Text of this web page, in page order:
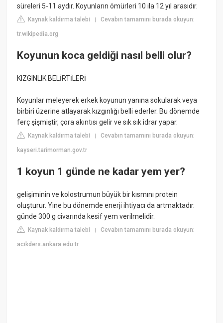
süreleri 5-11 aydır. Koyunların ömürleri 10 ila 12 yıl arasıdır.
Kaynak kaldırma talebi |Cevabın tamamını burada okuyun:
tr.wikipedia.org
Koyunun koca geldiği nasıl belli olur?
KIZGINLIK BELİRTİLERİ
Koyunlar meleyerek erkek koyunun yanına sokularak veya
birbiri üzerine atlayarak kızgınlığı belli ederler. Bu dönemde
ferç şişmiştir, çora akıntısı gelir ve sık sık idrar yapar.
Kaynak kaldırma talebi |Cevabın tamamını burada okuyun:
kayseri.tarimorman.gov.tr
1 koyun 1 günde ne kadar yem yer?
gelişiminin ve kolostrumun büyük bir kısmını protein
oluşturur. Yine bu dönemde enerji ihtiyacı da artmaktadır.
günde 300 g civarında kesif yem verilmelidir.
Kaynak kaldırma talebi |Cevabın tamamını burada okuyun:
acikders.ankara.edu.tr